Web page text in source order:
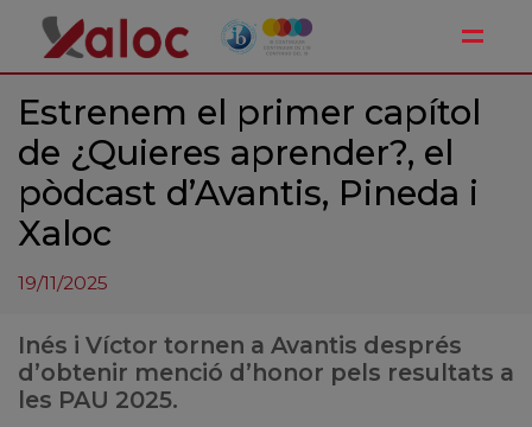
Estrenem el primer capítol
de ¿Quieres aprender?, el
pòdcast d’Avantis, Pineda i
Xaloc
19/11/2025
Inés i Víctor tornen a Avantis després
d’obtenir menció d’honor pels resultats a
les PAU 2025.